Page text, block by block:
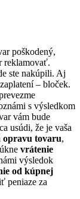
poškodený,
reklamovať.
ste nakúpili. Aj
– bloček.
s výsledkom
vám bude
usúdi, že je vaša
opravu tovaru,
vrátenie
výsledok
od kúpnej
peniaze za